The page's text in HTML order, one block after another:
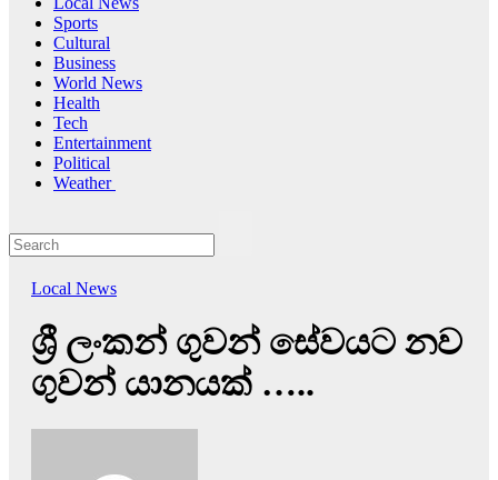
Sports
Cultural
Business
World News
Health
Tech
Entertainment
Political
Weather
Local News
ශ්‍රී ලංකන් ගුවන් සේවයට නව
ගුවන් යානයක් …..